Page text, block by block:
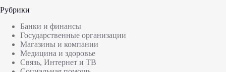
Рубрики
Банки и финансы
Государственные организации
Магазины и компании
Медицина и здоровье
Связь, Интернет и ТВ